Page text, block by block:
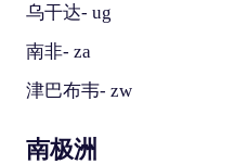
乌干达- ug
南非- za
津巴布韦- zw
南极洲